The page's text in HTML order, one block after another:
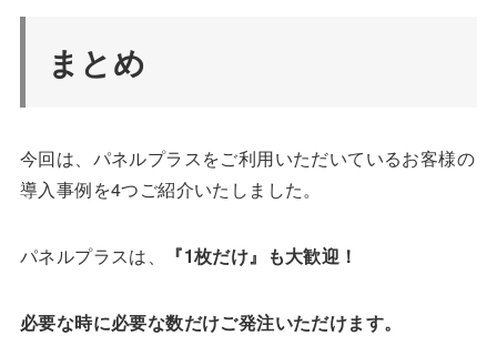
まとめ
今回は、パネルプラスをご利用いただいているお客様の
導入事例を4つご紹介いたしました。
パネルプラスは、 『1枚だけ』も大歓迎！
必要な時に必要な数だけご発注いただけます。